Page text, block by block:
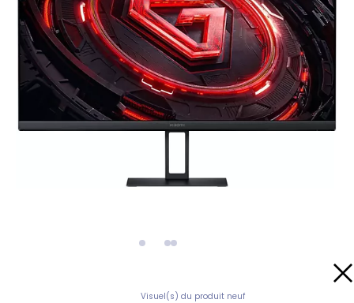
Visuel(s) du produit neuf